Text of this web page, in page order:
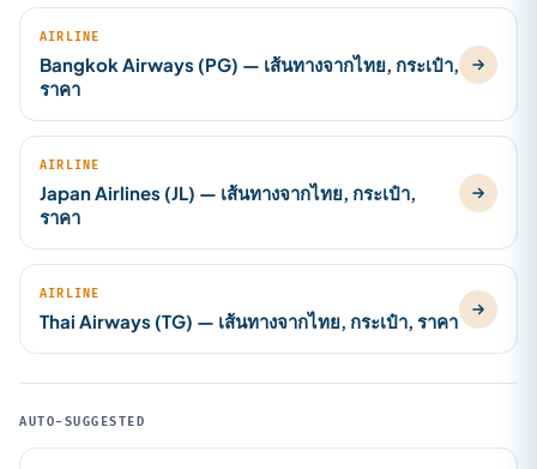
AIRLINE
Bangkok Airways (PG) — เส้นทางจากไทย, กระเป๋า,
ราคา
AIRLINE
Japan Airlines (JL) — เส้นทางจากไทย, กระเป๋า,
ราคา
AIRLINE
Thai Airways (TG) — เส้นทางจากไทย, กระเป๋า, ราคา
AUTO-SUGGESTED